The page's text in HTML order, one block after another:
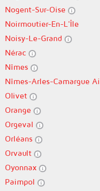
Nogent-Sur-Oise
Noirmoutier-En-L'Île
Noisy-Le-Grand
Nérac
Nîmes
Nîmes-Arles-Camargue
Olivet
Orange
Orgeval
Orléans
Orvault
Oyonnax
Paimpol